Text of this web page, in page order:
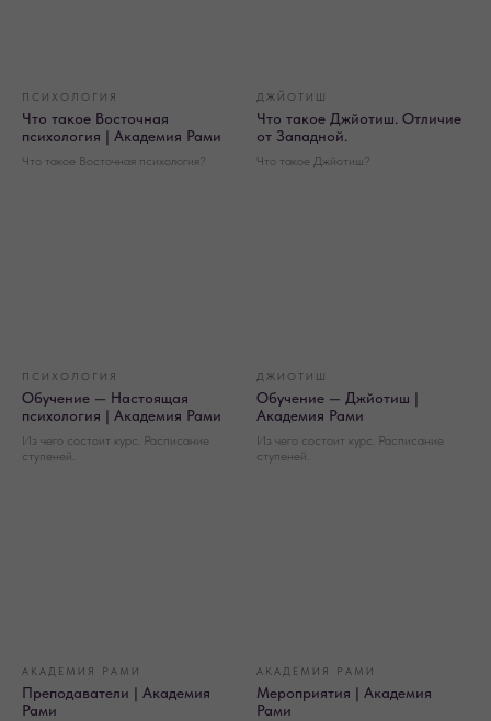
ПСИХОЛОГИЯ
Что такое Восточная
психология | Академия Рами
Что такое Восточная психология?
ДЖЙОТИШ
Что такое Джйотиш. Отличие
от Западной.
Что такое Джйотиш?
ПСИХОЛОГИЯ
Обучение — Настоящая
психология | Академия Рами
Из чего состоит курс. Расписание
ступеней.
ДЖИОТИШ
Обучение — Джйотиш |
Академия Рами
Из чего состоит курс. Расписание
ступеней.
АКАДЕМИЯ РАМИ
Преподаватели | Академия
Рами
АКАДЕМИЯ РАМИ
Мероприятия | Академия
Рами